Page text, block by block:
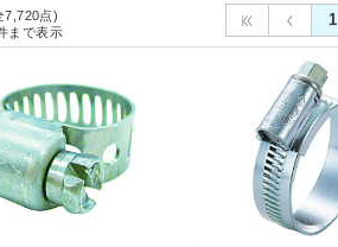
7,720点)
まで表示
1